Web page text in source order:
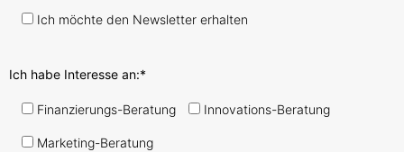
Ich möchte den Newsletter erhalten
Ich habe Interesse an:*
Finanzierungs-Beratung Innovations-Beratung
Marketing-Beratung